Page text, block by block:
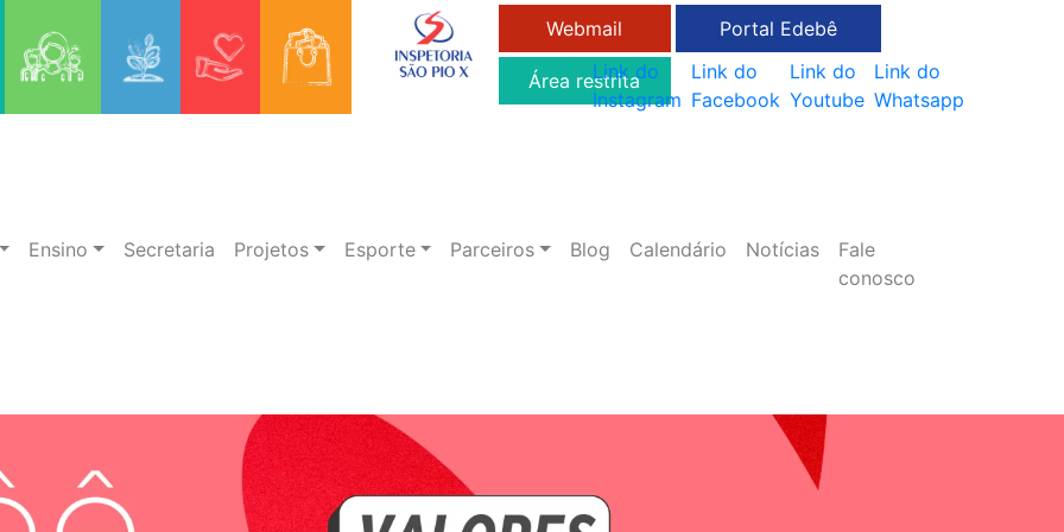
Webmail
Área restrita
Portal Edebê
Link do
Instagram
Link do
Facebook
Link do
Youtube
Link do
Whatsapp
Ensino Secretaria Projetos Esporte Parceiros Blog Calendário Notícias
Fale
conosco